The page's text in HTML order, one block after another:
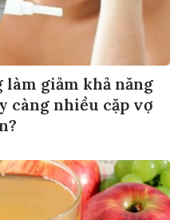
giảm khả năng
càng nhiều cặp vợ